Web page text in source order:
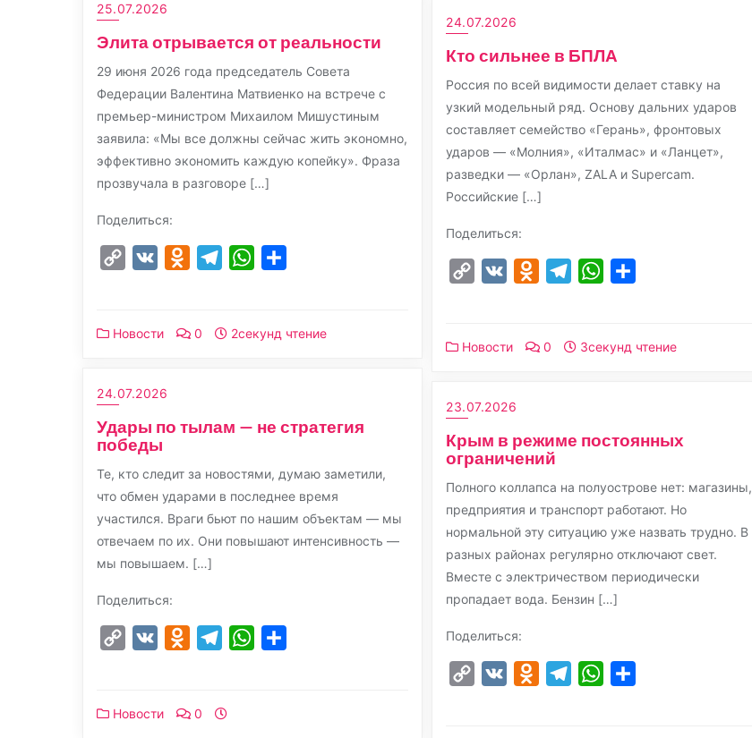
25.07.2026
Элита отрывается от реальности
29 июня 2026 года председатель Совета
Федерации Валентина Матвиенко на встрече с
премьер-министром Михаилом Мишустиным
заявила: «Мы все должны сейчас жить экономно,
эффективно экономить каждую копейку». Фраза
прозвучала в разговоре […]
Поделиться:
Copy
VK Odnoklassniki
TelegramWhatsApp
Новости 0 2секунд чтение
24.07.2026
Кто сильнее в БПЛА
Россия по всей видимости делает ставку на
узкий модельный ряд. Основу дальних ударов
составляет семейство «Герань», фронтовых
ударов — «Молния», «Италмас» и «Ланцет»,
разведки — «Орлан», ZALA и Supercam.
Российские […]
Поделиться:
Copy
VK Odnoklassniki
TelegramWhatsApp
Новости 0 3секунд чтение
24.07.2026
Удары по тылам — не стратегия
победы
Те, кто следит за новостями, думаю заметили,
что обмен ударами в последнее время
участился. Враги бьют по нашим объектам — мы
отвечаем по их. Они повышают интенсивность —
мы повышаем. […]
Поделиться:
Copy
VK Odnoklassniki
TelegramWhatsApp
Новости 0
23.07.2026
Крым в режиме постоянных
ограничений
Полного коллапса на полуострове нет: магазины,
предприятия и транспорт работают. Но
нормальной эту ситуацию уже назвать трудно. В
разных районах регулярно отключают свет.
Вместе с электричеством периодически
пропадает вода. Бензин […]
Поделиться:
Copy
VK Odnoklassniki
TelegramWhatsApp